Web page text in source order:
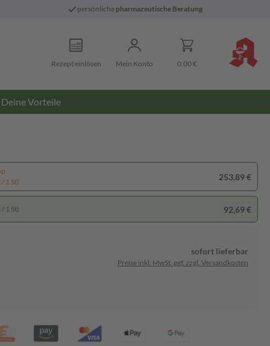
persönliche pharmazeutische Beratung
Rezept einlösen Mein Konto 0,00 €
Deine Vorteile
1 St)
253,89 €
1 St) 92,69 €
sofort lieferbar
Preise inkl. MwSt. ggf. zzgl. Versandkosten